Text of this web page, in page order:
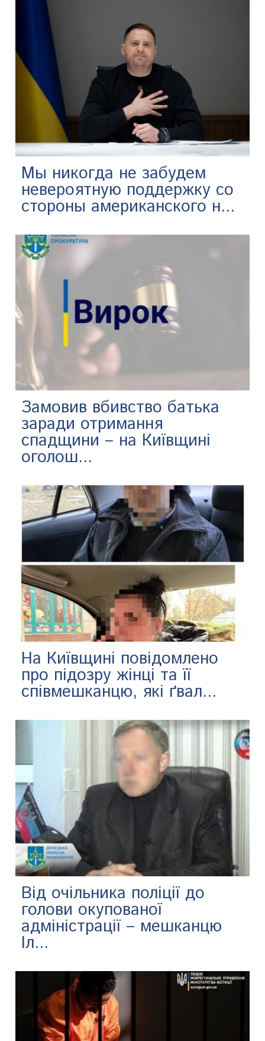
Мы никогда не забудем
невероятную поддержку со
стороны американского н...
Замовив вбивство батька
заради отримання
спадщини – на Київщині
оголош...
На Київщині повідомлено
про підозру жінці та її
співмешканцю, які ґвал...
Від очільника поліції до
голови окупованої
адміністрації – мешканцю
Іл...